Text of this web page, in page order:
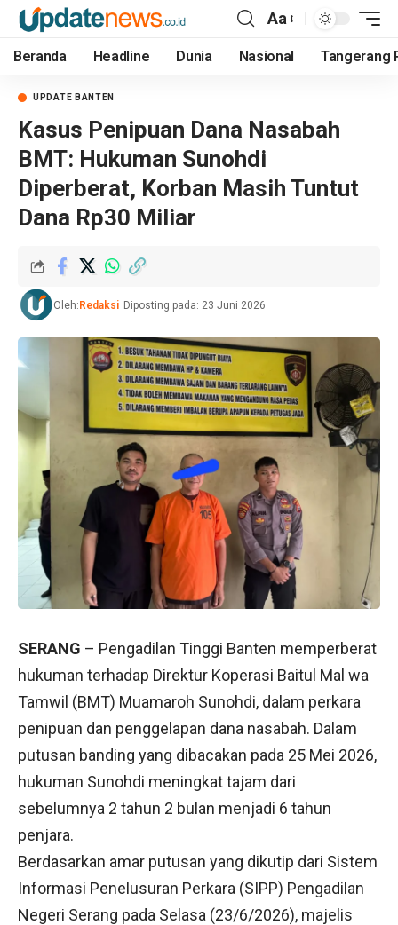
Aa
Beranda Headline Dunia Nasional Tangerang
UPDATE BANTEN
Kasus Penipuan Dana Nasabah
BMT: Hukuman Sunohdi
Diperberat, Korban Masih Tuntut
Dana Rp30 Miliar
Oleh: Redaksi Diposting pada: 23 Juni 2026
SERANG – Pengadilan Tinggi Banten memperberat
hukuman terhadap Direktur Koperasi Baitul Mal wa
Tamwil (BMT) Muamaroh Sunohdi, dalam perkara
penipuan dan penggelapan dana nasabah. Dalam
putusan banding yang dibacakan pada 25 Mei 2026,
hukuman Sunohdi meningkat tajam dari
sebelumnya 2 tahun 2 bulan menjadi 6 tahun
penjara.
Berdasarkan amar putusan yang dikutip dari Sistem
Informasi Penelusuran Perkara (SIPP) Pengadilan
Negeri Serang pada Selasa (23/6/2026), majelis